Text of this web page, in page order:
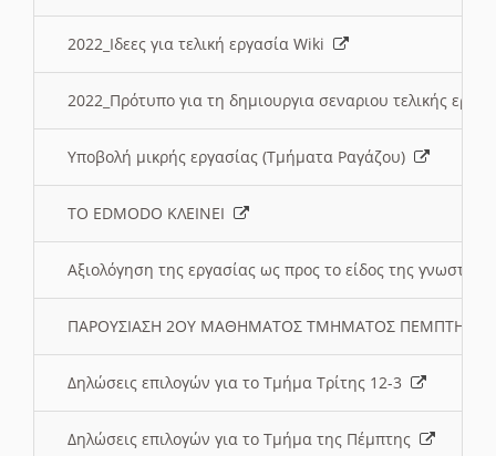
2022_Ιδεες για τελική εργασία Wiki
2022_Πρότυπο για τη δημιουργια σεναριου τελικής
Υποβολή μικρής εργασίας (Τμήματα Ραγάζου)
ΤΟ EDMODO ΚΛΕΙΝΕΙ
Αξιολόγηση της εργασίας ως προς το είδος της
ΠΑΡΟΥΣΙΑΣΗ 2ΟΥ ΜΑΘΗΜΑΤΟΣ ΤΜΗΜΑΤΟΣ
Δηλώσεις επιλογών για το Τμήμα Τρίτης 12-3
Δηλώσεις επιλογών για το Τμήμα της Πέμπτης